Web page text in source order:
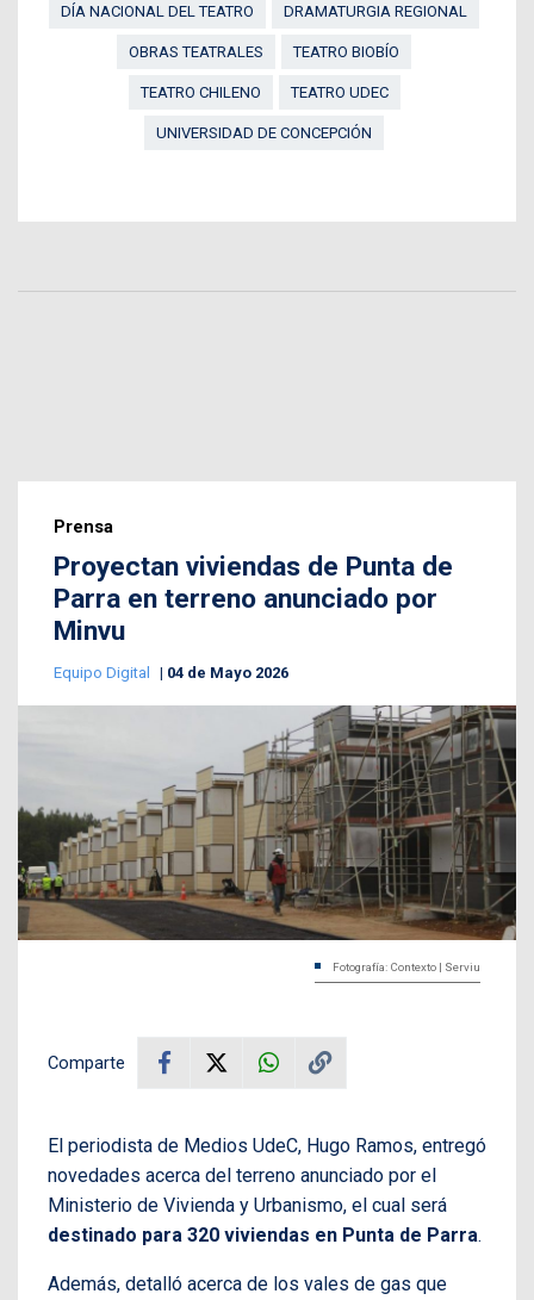
DÍA NACIONAL DEL TEATRO DRAMATURGIA REGIONAL
OBRAS TEATRALES TEATRO BIOBÍO
TEATRO CHILENO TEATRO UDEC
UNIVERSIDAD DE CONCEPCIÓN
Prensa
Proyectan viviendas de Punta de
Parra en terreno anunciado por
Minvu
Equipo Digital 04 de Mayo 2026
Fotografía: Contexto | Serviu
Comparte
El periodista de Medios UdeC, Hugo Ramos, entregó
novedades acerca del terreno anunciado por el
Ministerio de Vivienda y Urbanismo, el cual será
destinado para 320 viviendas en Punta de Parra.
Además, detalló acerca de los vales de gas que